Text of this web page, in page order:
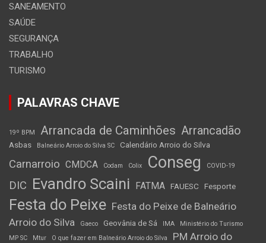
SANEAMENTO
SAÚDE
SEGURANÇA
TRABALHO
TURISMO
PALAVRAS CHAVE
19º BPM Arrancada de Caminhões Arrancadão
Asbas Balneário Arroio do Silva SC Calendário Arroio do Silva
Carnarroio CMDCA Codam Colix Conseg COVID-19
DIC Evandro Scaini FATMA FAUESC Fesporte
Festa do Peixe Festa do Peixe de Balneário
Arroio do Silva
Gaeco Geovânia de Sá IMA
Ministério do Turismo
MP SC
Mtur O que fazer em Balneário Arroio do Silva
PM Arroio do